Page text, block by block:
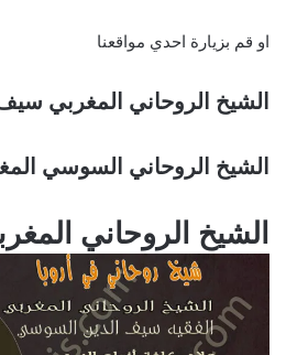
او قم بزيارة احدي مواقعنا
الشيخ الروحاني المغربي
الشيخ الروحاني السوسي
الشيخ الروحاني